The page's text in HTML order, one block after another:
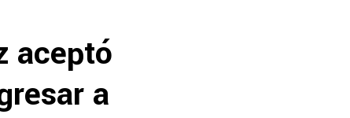
aceptó
a